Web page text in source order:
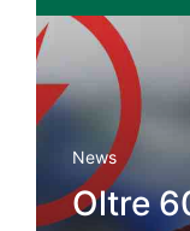
News
Oltre